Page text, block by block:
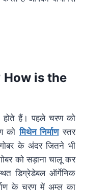
How is the
होते हैं। पहले चरण को
कोमिथेन निर्माणस्तर
के अंदर जितने भी
को सड़ाना चालू कर
डिग्रेडेबल ऑर्गेनिक
के चरण में अम्ल का